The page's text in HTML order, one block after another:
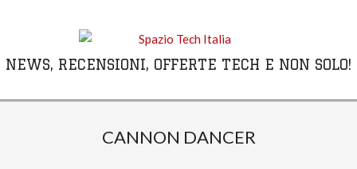
NEWS, RECENSIONI, OFFERTE TECH E NON SOLO!
CANNON DANCER